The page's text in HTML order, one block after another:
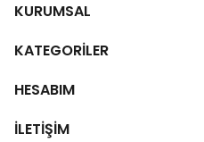
KURUMSAL
KATEGORİLER
HESABIM
İLETİŞİM